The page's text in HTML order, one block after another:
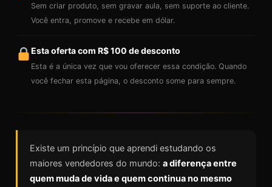
Sem criar produto, sem gravar aula, sem suporte ao cliente.
Você entra, promove e recebe em dólar.
Esta oferta com R$ 100 de desconto
Esta é a única vez que vou oferecer essa condição. Quando
você fechar esta página, o desconto some para sempre.
Existe um princípio que aprendi estudando os
maiores vendedores do mundo: a diferença entre
quem muda de vida e quem continua no mesmo